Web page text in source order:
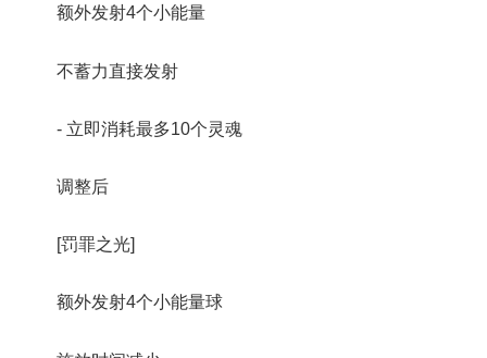
额外发射4个小能量
不蓄力直接发射
- 立即消耗最多10个灵魂
调整后
[罚罪之光]
额外发射4个小能量球